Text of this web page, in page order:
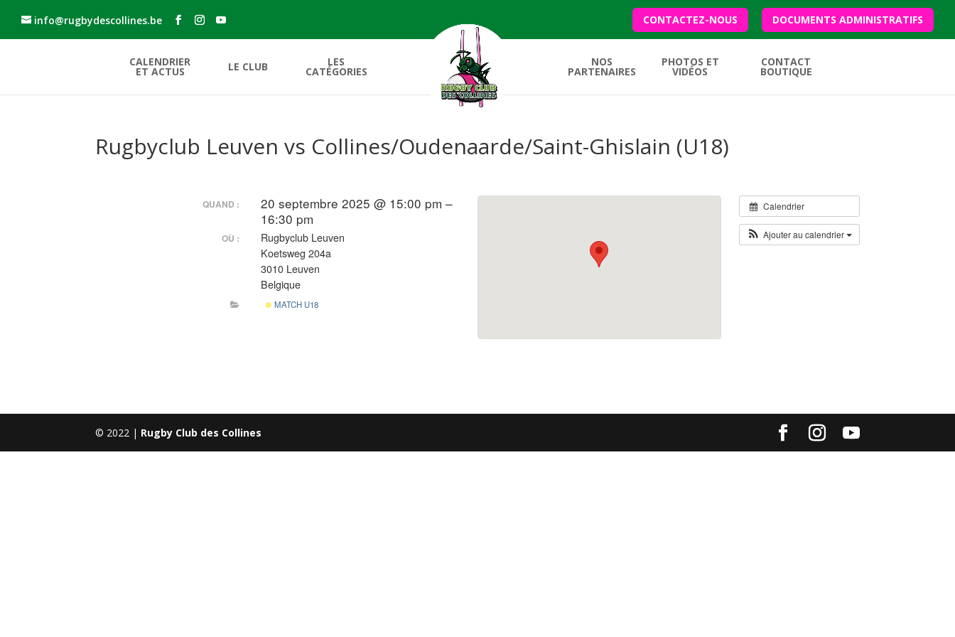
info@rugbydescollines.be CONTACTEZ-NOUS DOCUMENTS ADMINISTRATIFS
CALENDRIER
ET ACTUS LE CLUB LES
CATÉGORIES
NOS
PARTENAIRES
PHOTOS ET
VIDÉOS
CONTACT
BOUTIQUE
Rugbyclub Leuven vs Collines/Oudenaarde/Saint-Ghislain (U18)
Calendrier
Ajouter au calendrier
QUAND :
20 septembre 2025 @ 15:00 pm –
16:30 pm
OÙ :
Rugbyclub Leuven
Koetsweg 204a
3010 Leuven
Belgique
MATCH U18
© 2022 | Rugby Club des Collines